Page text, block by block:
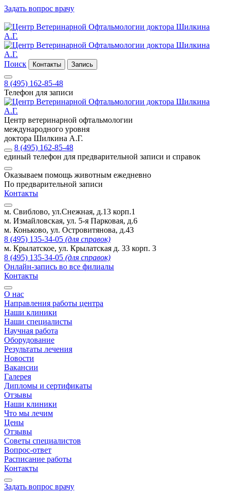
Задать вопрос врачу
Поиск Контакты Запись
8 (495) 162-85-48
Телефон для записи
Центр ветеринарной офтальмологии
международного уровня
доктора Шилкина А.Г.
8 (495) 162-85-48
единый телефон для предварительной записи и справок
Оказываем помощь животным ежедневно
По предварительной записи
Контакты
м. Свиблово, ул.Снежная, д.13 корп.1
м. Измайловская, ул. 5-я Парковая, д.6
м. Коньково, ул. Островитянова, д.43
8 (495) 135-34-05 (для справок)
м. Крылатское, ул. Крылатская д. 33 корп. 3
8 (495) 135-34-05 (для справок)
Онлайн-запись во все филиалы
Контакты
О нас
Направления работы центра
Наши клиники
Наши специалисты
Научная работа
Оборудование
Результаты лечения
Новости
Вакансии
Галерея
Дипломы и сертификаты
Отзывы
Наши клиники
Что мы лечим
Цены
Отзывы
Советы специалистов
Вопрос-ответ
Расписание работы
Контакты
Задать вопрос врачу